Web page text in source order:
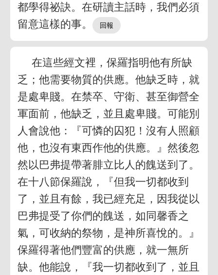
都學得祕訣。在研讀主話時，我們必須
留意這樣的事。
在這些經文裡，保羅指明他有所缺
乏；他需要物質的供應。他缺乏時，就
是處卑賤。在禁卒、守衛、甚至御營全
軍面前，他缺乏，並且處卑賤。可能別
人會說他：『可憐的囚犯！沒有人照顧
他，也沒有東西作他的供應。』然後忽
然以巴弗提帶著腓立比人的餽送到了。
在十八節保羅說，『但我一切都收到
了，並且有餘，我已經充足，因我從以
巴弗提受了你們的餽送，如同馨香之
氣，可收納的祭物，是神所喜悅的。』
保羅得著他們豐富的供應，就一無所
缺。他能說，『我一切都收到了，並且